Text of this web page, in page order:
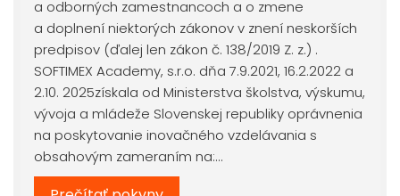
a odborných zamestnancoch a o zmene
a doplnení niektorých zákonov v znení neskorších
predpisov (ďalej len zákon č. 138/2019 Z. z.) .
SOFTIMEX Academy, s.r.o. dňa 7.9.2021, 16.2.2022 a
2.10. 2025získala od Ministerstva školstva, výskumu,
vývoja a mládeže Slovenskej republiky oprávnenia
na poskytovanie inovačného vzdelávania s
obsahovým zameraním na:…